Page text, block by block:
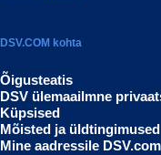
DSV.COM kohta
Õigusteatis
DSV ülemaailmne
Küpsised
Mõisted ja üldtingimused
Mine aadressile DSV.com